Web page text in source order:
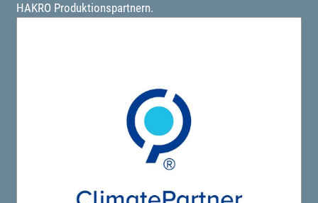
HAKRO Produktionspartnern.